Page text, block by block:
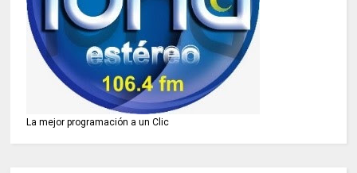
La mejor programación a un Clic